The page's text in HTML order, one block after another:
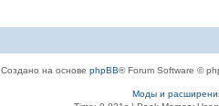
Создано на основе phpBB® Forum Software ©
Моды и